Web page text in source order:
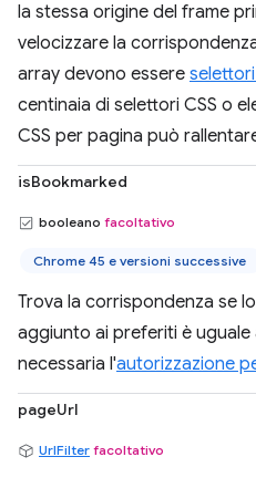
la stessa origine del frame
velocizzare la
array devono essere
centinaia di selettori CSS o
CSS per pagina può
isBookmarked
booleano facoltativo
Chrome 45 e versioni successive
Trova la corrispondenza se
aggiunto ai preferiti è
necessaria l'autorizzazione
pageUrl
UrlFilter facoltativo